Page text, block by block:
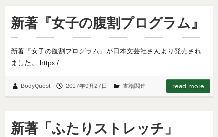
新著『女子の腹割プログラム』
新著『女子の腹割プログラム』が日本文芸社さんより発売され
ました。 https:/…
BodyQuest 2017年9月27日 書籍関連 read more
新著「ふたりストレッチ」